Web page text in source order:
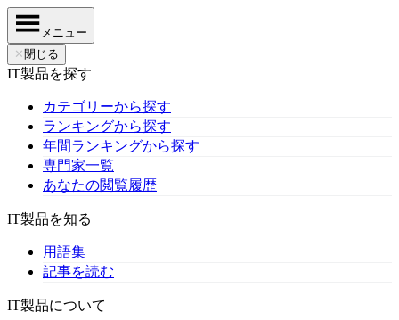
メニュー
✕ 閉じる
IT製品を探す
カテゴリーから探す
ランキングから探す
年間ランキングから探す
専門家一覧
あなたの閲覧履歴
IT製品を知る
用語集
記事を読む
IT製品について